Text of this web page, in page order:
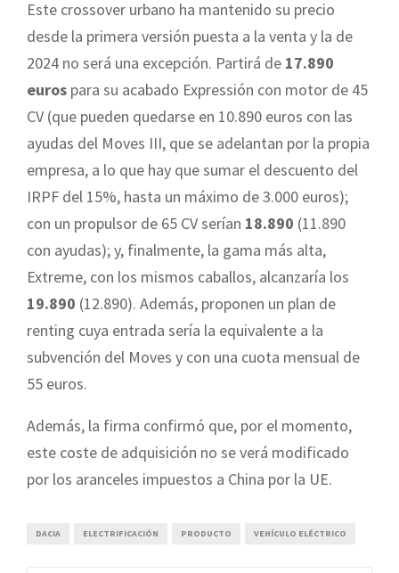
Este crossover urbano ha mantenido su precio
desde la primera versión puesta a la venta y la de
2024 no será una excepción. Partirá de 17.890
euros para su acabado Expressión con motor de 45
CV (que pueden quedarse en 10.890 euros con las
ayudas del Moves III, que se adelantan por la propia
empresa, a lo que hay que sumar el descuento del
IRPF del 15%, hasta un máximo de 3.000 euros);
con un propulsor de 65 CV serían 18.890 (11.890
con ayudas); y, finalmente, la gama más alta,
Extreme, con los mismos caballos, alcanzaría los
19.890 (12.890). Además, proponen un plan de
renting cuya entrada sería la equivalente a la
subvención del Moves y con una cuota mensual de
55 euros.
Además, la firma confirmó que, por el momento,
este coste de adquisición no se verá modificado
por los aranceles impuestos a China por la UE.
DACIA ELECTRIFICACIÓN PRODUCTO VEHÍCULO ELÉCTRICO